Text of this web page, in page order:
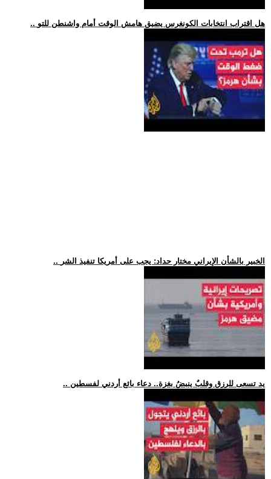
.. هل اقتراب انتخابات الكونغرس يضيق هامش الوقت أمام واشنطن للتو
.. الخبير بالشأن الإيراني مختار حداد: يجب على أمريكا تنفيذ الشر
.. يد تسعى للرزق وقلبٌ ينبضُ بغزة.. دعاء بائع أردني لفسطين